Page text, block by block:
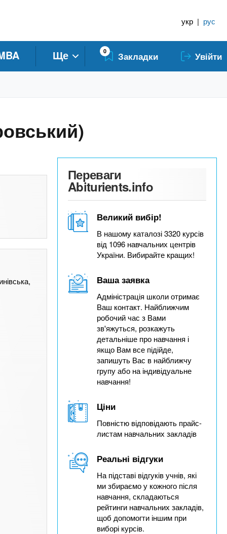
укр | рус
Ще 0 Закладки Увійти
Переваги
Abiturients.info
Великий вибір!
В нашому каталозі 3320 курсів
від 1096 навчальних центрів
України. Вибирайте кращих!
Ваша заявка
Адміністрація школи отримає
Ваш контакт. Найближчим
робочий час з Вами
зв'яжуться, розкажуть
детальніше про навчання і
якщо Вам все підійде,
запишуть Вас в найближчу
групу або на індивідуальне
навчання!
Ціни
Повністю відповідають прайс-
листам навчальних закладів
Реальні відгуки
На підставі відгуків учнів, які
ми збираємо у кожного після
навчання, складаються
рейтинги навчальних закладів,
щоб допомогти іншим при
виборі курсів.